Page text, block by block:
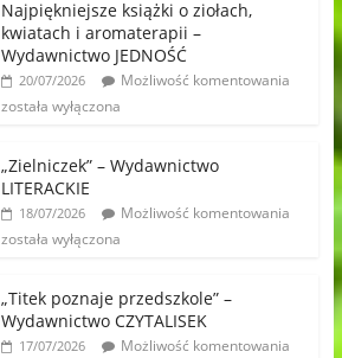
Najpiękniejsze książki o ziołach,
kwiatach i aromaterapii –
Wydawnictwo JEDNOŚĆ
20/07/2026
Możliwość komentowania
została wyłączona
„Zielniczek” – Wydawnictwo
LITERACKIE
18/07/2026
Możliwość komentowania
została wyłączona
„Titek poznaje przedszkole” –
Wydawnictwo CZYTALISEK
17/07/2026
Możliwość komentowania